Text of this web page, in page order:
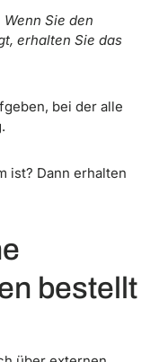
Sie den
erhalten Sie das
bei der alle
ist? Dann erhalten
bestellt